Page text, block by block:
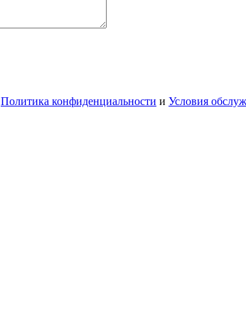
Политика конфиденциальности и Условия